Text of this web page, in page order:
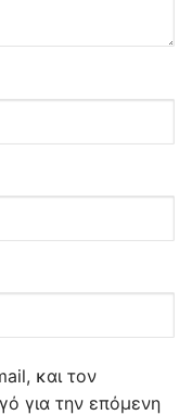
και τον
για την επόμενη